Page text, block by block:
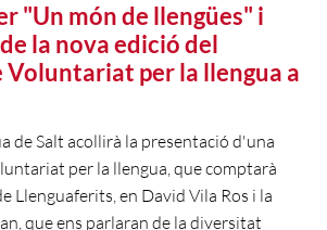
"Un món de llengües" i
la nova edició del
Voluntariat per la llengua a
de Salt acollirà la presentació d'una
per la llengua, que comptarà
Llenguaferits, en David Vila Ros i la
que ens parlaran de la diversitat